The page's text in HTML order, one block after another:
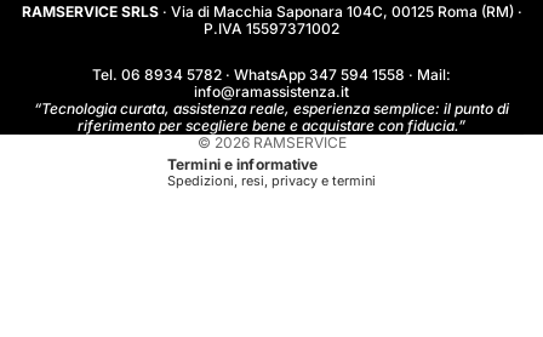
RAMSERVICE SRLS· Via di Macchia Saponara 104C, 00125 Roma (RM) ·
P.IVA 15597371002
Tel. 06 8934 5782 · WhatsApp 347 594 1558 · Mail:
info@ramassistenza.it
“Tecnologia curata, assistenza reale, esperienza semplice: il punto di
riferimento per scegliere bene e acquistare con fiducia.”
© 2026 RAMSERVICE
Termini e informative
Spedizioni, resi, privacy e termini